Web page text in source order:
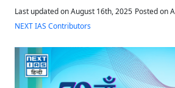
Last updated on August 16th, 2025 Posted on
NEXT IAS Contributors